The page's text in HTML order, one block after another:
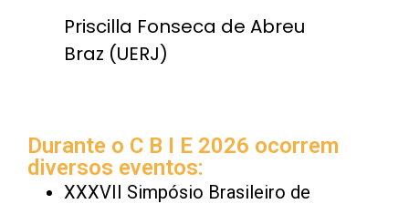
Priscilla Fonseca de Abreu
Braz (UERJ)
Durante o C B I E 2026 ocorrem
diversos eventos:
XXXVII Simpósio Brasileiro de